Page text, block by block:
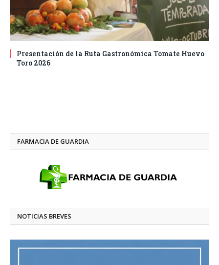
Presentación de la Ruta Gastronómica Tomate Huevo
Toro 2026
FARMACIA DE GUARDIA
NOTICIAS BREVES